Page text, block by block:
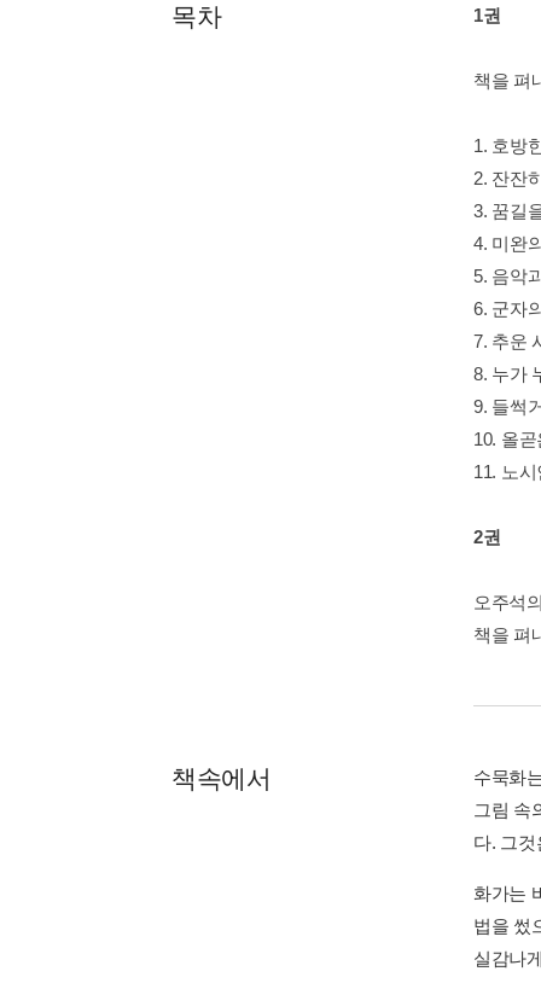
목차 1권
책을 펴
1. 호방
2. 잔잔
3. 꿈길
4. 미완
5. 음악
6. 군자
7. 추운
8. 누가
9. 들썩
10. 올
11. 노
2권
오주석
책을 펴
책속에서
수묵화
그림 속
다. 그
화가는
법을 썼
실감나